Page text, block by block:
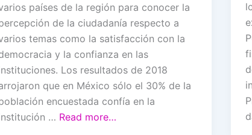
países de la región para conocer la
de la ciudadanía respecto a
temas como la satisfacción con la
y la confianza en las
Los resultados de 2018
que en México sólo el 30% de la
encuestada confía en la
… Read more…